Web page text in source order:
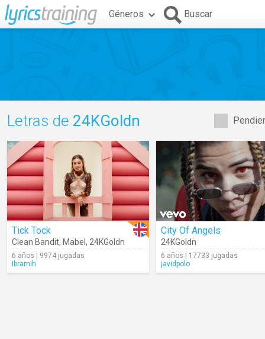
Géneros Buscar
Letras de 24KGoldn
Tick Tock
Clean Bandit, Mabel , 24KGoldn
6 años | 9974 jugadas
Ibramih
City Of Angels
24KGoldn
6 años | 17733 jugadas
javidpolo